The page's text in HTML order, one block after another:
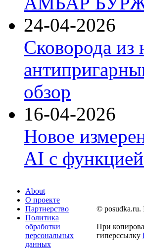
24-04-2026
Сковорода
обзор
16-04-2026
Новое
AI с
About
О проекте
Партнерство
Политика
обработки
персональных
данных
© posudka.ru.
При
гиперссылку